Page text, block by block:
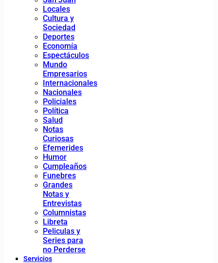
Locales
Cultura y
Sociedad
Deportes
Economía
Espectáculos
Mundo
Empresarios
Internacionales
Nacionales
Policiales
Política
Salud
Notas
Curiosas
Efemerides
Humor
Cumpleaños
Funebres
Grandes
Notas y
Entrevistas
Columnistas
Libreta
Peliculas y
Series para
no Perderse
Servicios